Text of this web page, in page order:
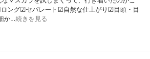
ング☑︎セパレート☑︎自然な仕上がり☑︎目頭・目
か…続きを見る